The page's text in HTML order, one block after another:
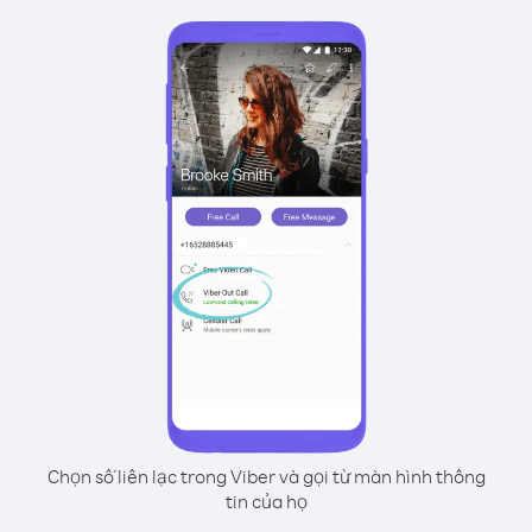
Chọn số liên lạc trong Viber và gọi từ màn hình thông
tin của họ